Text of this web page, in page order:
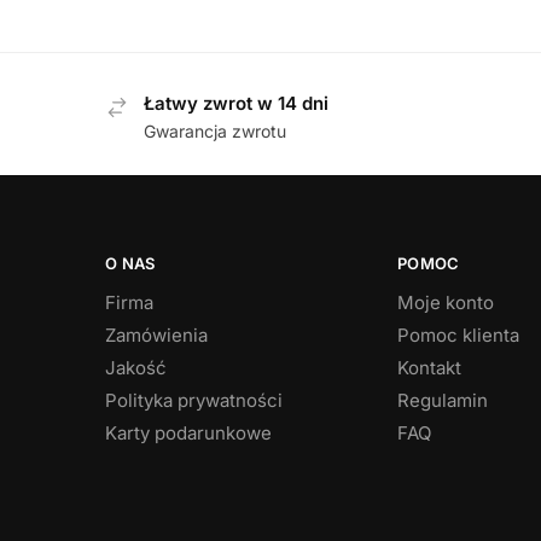
Łatwy zwrot w 14 dni
Gwarancja zwrotu
O NAS
Firma
Zamówienia
Jakość
Polityka prywatności
Karty podarunkowe
POMOC
Moje konto
Pomoc klienta
Kontakt
Regulamin
FAQ